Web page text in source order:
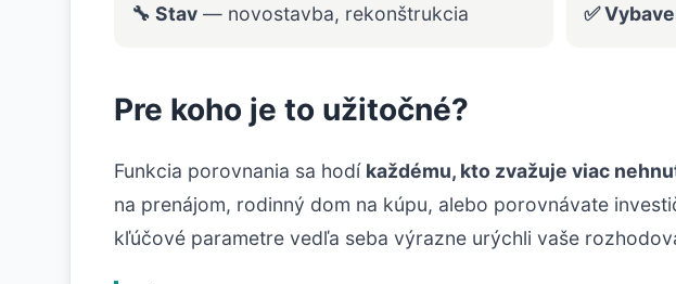
🔧 Stav — novostavba, rekonštrukcia ✅
Pre koho je to užitočné?
Funkcia porovnania sa hodí každému, kto zvažuje viac
na prenájom, rodinný dom na kúpu, alebo porovnávate
kľúčové parametre vedľa seba výrazne urýchli vaše